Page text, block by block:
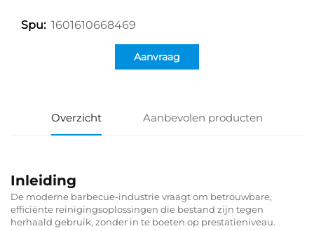
Spu: 1601610668469
Aanvraag
Overzicht Aanbevolen producten
Inleiding
De moderne barbecue-industrie vraagt om betrouwbare,
efficiënte reinigingsoplossingen die bestand zijn tegen
herhaald gebruik, zonder in te boeten op prestatieniveau.